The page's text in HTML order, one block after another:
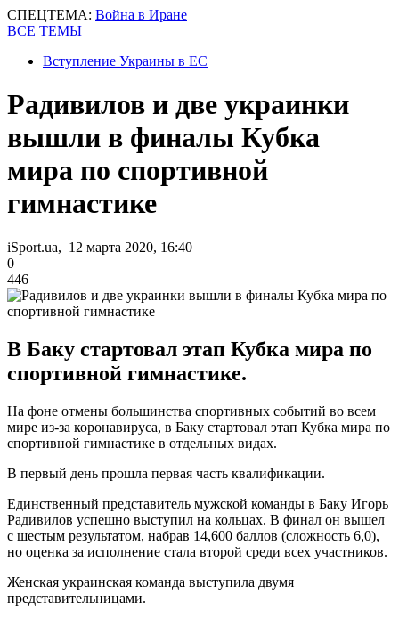
СПЕЦТЕМА: Война в Иране
ВСЕ ТЕМЫ
Вступление Украины в ЕС
Радивилов и две украинки
вышли в финалы Кубка
мира по спортивной
гимнастике
iSport.ua, 12 марта 2020, 16:40
0
446
В Баку стартовал этап Кубка мира по
спортивной гимнастике.
На фоне отмены большинства спортивных событий во всем
мире из-за коронавируса, в Баку стартовал этап Кубка мира по
спортивной гимнастике в отдельных видах.
В первый день прошла первая часть квалификации.
Единственный представитель мужской команды в Баку Игорь
Радивилов успешно выступил на кольцах. В финал он вышел
с шестым результатом, набрав 14,600 баллов (сложность 6,0),
но оценка за исполнение стала второй среди всех участников.
Женская украинская команда выступила двумя
представительницами.